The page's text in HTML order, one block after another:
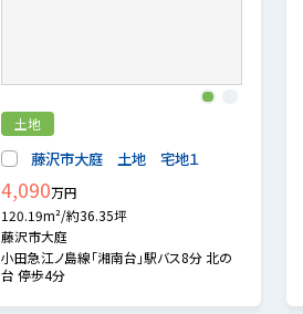
1
藤沢市大庭 土地 宅地１
土地
4,090万円
120.19m²/約36.35坪
藤沢市大庭
小田急江ノ島線「湘南台」駅バス8分 北の
台 停歩4分